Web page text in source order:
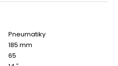
Pneumatiky
185 mm
65